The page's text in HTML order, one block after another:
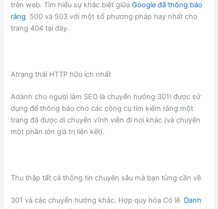
trên web. Tìm hiểu sự khác biệt giữaGoogle đã thông báo
rằng 500 và 503 với một số phương pháp hay nhất cho
trang 404 tại đây.
Atrạng thái HTTP hữu ích nhất
Adành cho người làm SEO là chuyển hướng 301! được sử
dụng để thông báo cho các công cụ tìm kiếm rằng một
trang đã được di chuyển vĩnh viễn đi nơi khác (và chuyển
một phần lớn giá trị liên kết).
Thu thập tất cả thông tin chuyên sâu mà bạn từng cần về
301 và các chuyển hướng khác. Hợp quy hóa Có lẽ Danh